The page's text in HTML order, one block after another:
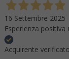
16 Settembre 2025
Esperienza
Acquirente verificato